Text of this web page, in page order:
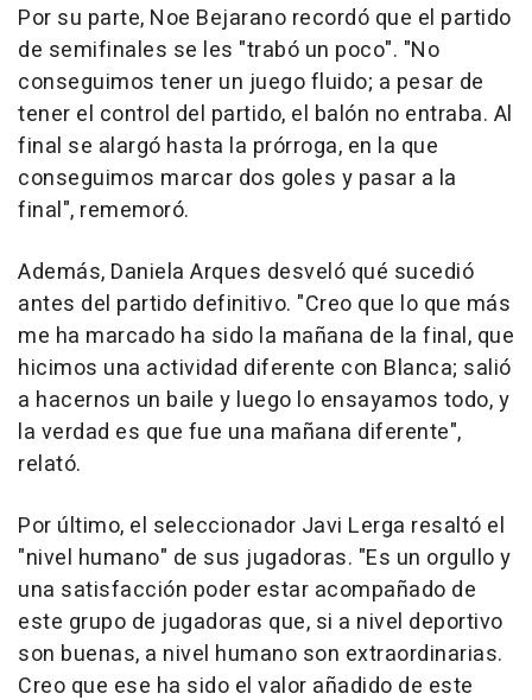
Por su parte, Noe Bejarano recordó que el partido
de semifinales se les "trabó un poco". "No
conseguimos tener un juego fluido; a pesar de
tener el control del partido, el balón no entraba. Al
final se alargó hasta la prórroga, en la que
conseguimos marcar dos goles y pasar a la
final", rememoró.
Además, Daniela Arques desveló qué sucedió
antes del partido definitivo. "Creo que lo que más
me ha marcado ha sido la mañana de la final, que
hicimos una actividad diferente con Blanca; salió
a hacernos un baile y luego lo ensayamos todo, y
la verdad es que fue una mañana diferente",
relató.
Por último, el seleccionador Javi Lerga resaltó el
"nivel humano" de sus jugadoras. "Es un orgullo y
una satisfacción poder estar acompañado de
este grupo de jugadoras que, si a nivel deportivo
son buenas, a nivel humano son extraordinarias.
Creo que ese ha sido el valor añadido de este